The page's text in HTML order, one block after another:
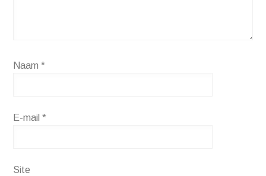
Naam*
E-mail*
Site